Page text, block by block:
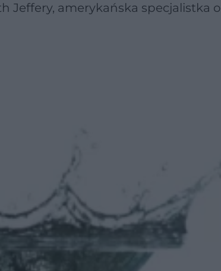
Jeffery, amerykańska specjalistka